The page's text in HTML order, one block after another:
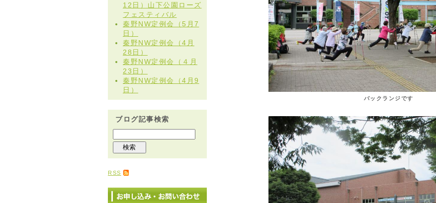
12日）山下公園ローズ
フェスティバル
秦野NW定例会（5月7
日）
秦野NW定例会（4月
28日）
秦野NW定例会（４月
23日）
秦野NW定例会（4月9
日）
ブログ記事検索
RSS
バックランジです